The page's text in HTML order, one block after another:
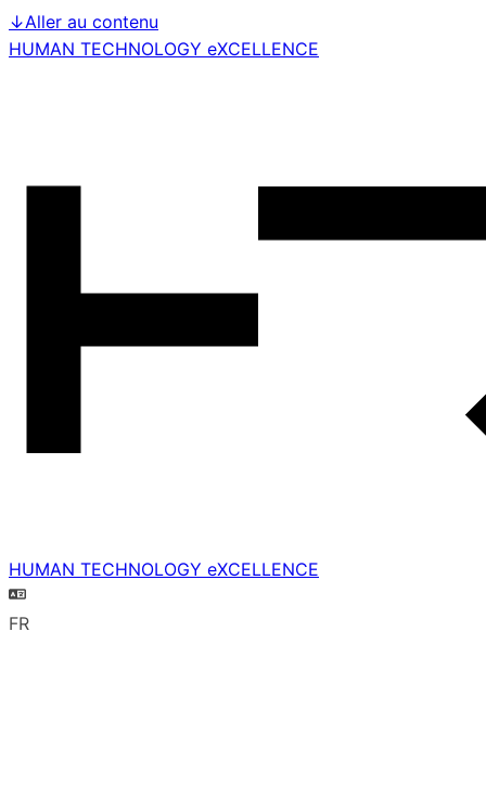
↓Aller au contenu
HUMAN TECHNOLOGY eXCELLENCE
HUMAN TECHNOLOGY eXCELLENCE
FR